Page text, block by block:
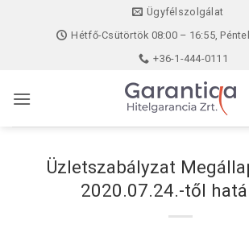
Ügyfélszolgálat
Hétfő-Csütörtök 08:00 – 16:55,
+36-1-444-0111
Üzletszabályzat
2020.07.24.-től